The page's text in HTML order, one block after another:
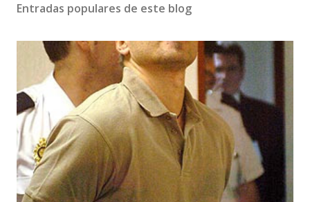
Entradas populares de este blog